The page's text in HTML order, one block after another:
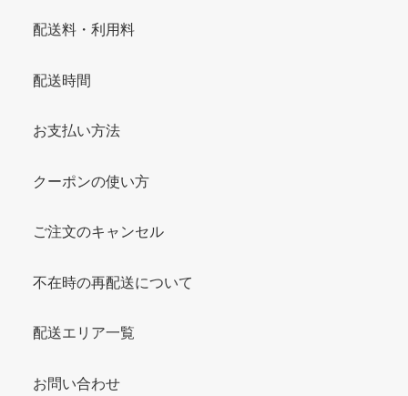
配送料・利用料
配送時間
お支払い方法
クーポンの使い方
ご注文のキャンセル
不在時の再配送について
配送エリア一覧
お問い合わせ